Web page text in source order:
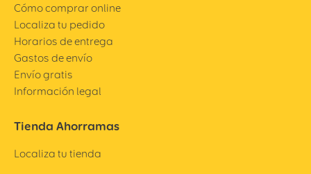
Cómo comprar online
Localiza tu pedido
Horarios de entrega
Gastos de envío
Envío gratis
Información legal
Tienda Ahorramas
Localiza tu tienda